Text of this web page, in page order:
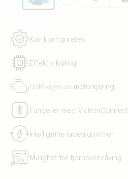
Kan konfigureres
Effektiv kjøling
Deteksjon av motorkjøring
Fungerer med VictronConnect
Intelligente ladealgoritmer
Mulighet for fjernovervåking